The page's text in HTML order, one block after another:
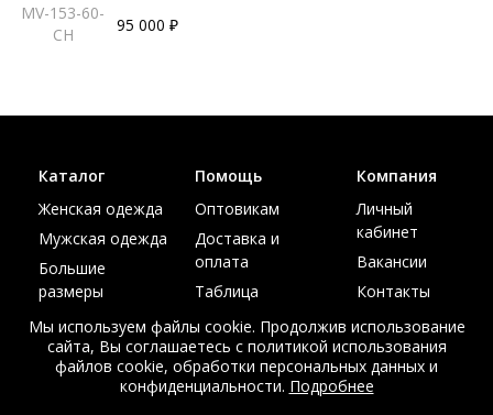
MV-153-60-
CH
95 000 ₽
Каталог
Женская одежда
Мужская одежда
Большие
размеры
Акции
Помощь
Оптовикам
Доставка и
оплата
Таблица
Компания
Личный
кабинет
Вакансии
Контакты
Мы используем файлы cookie. Продолжив использование
сайта, Вы соглашаетесь с политикой использования
файлов cookie, обработки персональных данных и
конфиденциальности. Подробнее